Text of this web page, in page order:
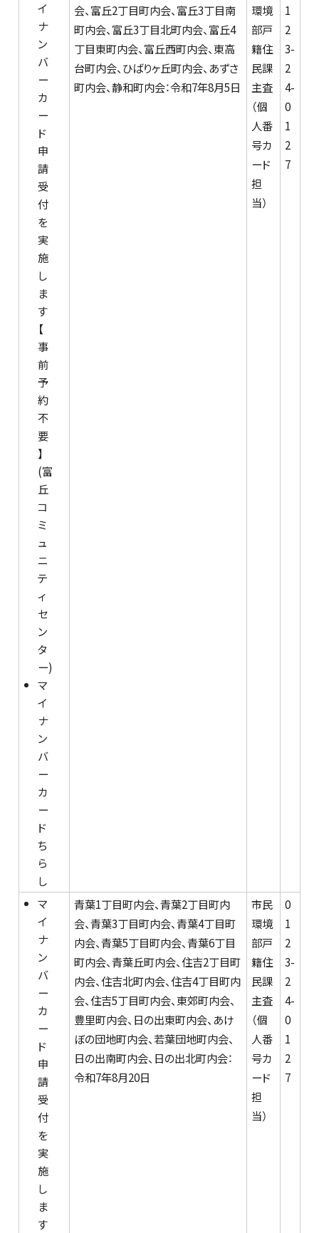
イ
ナ
ン
バ
ー
カ
ー
ド
申
請
受
付
を
実
施
し
ま
す
【
事
前
予
約
不
要
】
(富
丘
コ
ミ
ュ
ニ
テ
ィ
セ
ン
タ
ー)
マ
イ
ナ
ン
バ
ー
カ
ー
ド
ち
ら
し
会、富丘2丁目町内会、富丘3丁目南
町内会、富丘3丁目北町内会、富丘4
丁目東町内会、富丘西町内会、東高
台町内会、ひばりヶ丘町内会、あずさ
町内会、静和町内会：令和7年8月5日
環境
部戸
籍住
民課
主査
（個
人番
号カ
ード
担
当）
1
2
3-
2
4-
0
1
2
7
マ
イ
ナ
ン
バ
ー
カ
ー
ド
申
請
受
付
を
実
施
し
ま
す
青葉1丁目町内会、青葉2丁目町内
会、青葉3丁目町内会、青葉4丁目町
内会、青葉5丁目町内会、青葉6丁目
町内会、青葉丘町内会、住吉2丁目町
内会、住吉北町内会、住吉4丁目町内
会、住吉5丁目町内会、東郊町内会、
豊里町内会、日の出東町内会、あけ
ぼの団地町内会、若葉団地町内会、
日の出南町内会、日の出北町内会：
令和7年8月20日
市民
環境
部戸
籍住
民課
主査
（個
人番
号カ
ード
担
当）
0
1
2
3-
2
4-
0
1
2
7